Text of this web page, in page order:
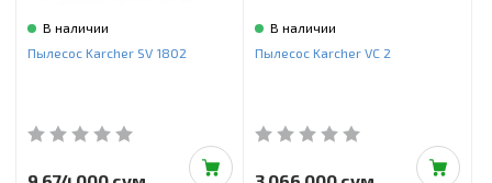
В наличии
Пылесос Karcher SV 1802
В наличии
Пылесос Karcher VC 2